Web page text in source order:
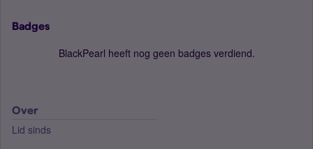
Badges
BlackPearl heeft nog geen badges verdiend.
Over
Lid sinds